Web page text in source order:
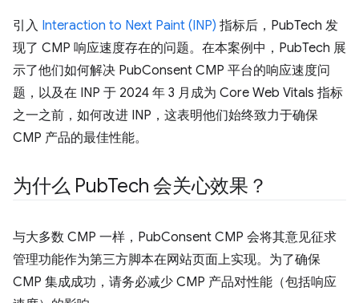
引入 Interaction to Next Paint (INP) 指标后，PubTech 发
现了 CMP 响应速度存在的问题。在本案例中，PubTech 展
示了他们如何解决 PubConsent CMP 平台的响应速度问
题，以及在 INP 于 2024 年 3 月成为 Core Web Vitals 指标
之一之前，如何改进 INP，这表明他们始终致力于确保
CMP 产品的最佳性能。
为什么 PubTech 会关心效果？
与大多数 CMP 一样，PubConsent CMP 会将其意见征求
管理功能作为第三方脚本在网站页面上实现。为了确保
CMP 集成成功，请务必减少 CMP 产品对性能（包括响应